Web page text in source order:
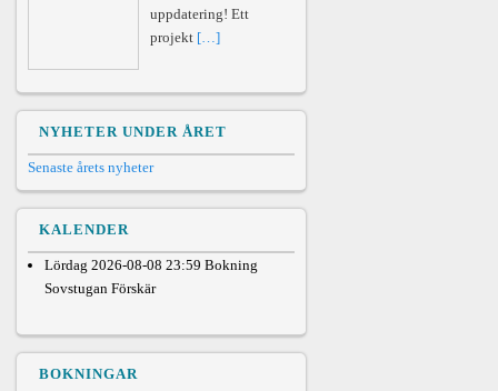
uppdatering! Ett
projekt […]
NYHETER UNDER ÅRET
Senaste årets nyheter
KALENDER
Lördag 2026-08-08 23:59 Bokning
Sovstugan Förskär
BOKNINGAR